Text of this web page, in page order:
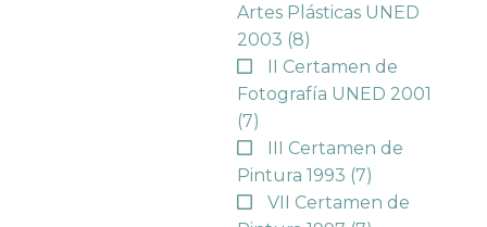
Artes Plásticas UNED
2003 (8)
II Certamen de
Fotografía UNED 2001
(7)
III Certamen de
Pintura 1993 (7)
VII Certamen de